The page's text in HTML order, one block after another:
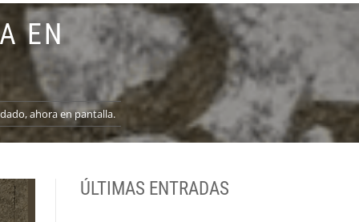
EN
ahora en pantalla.
ÚLTIMAS ENTRADAS